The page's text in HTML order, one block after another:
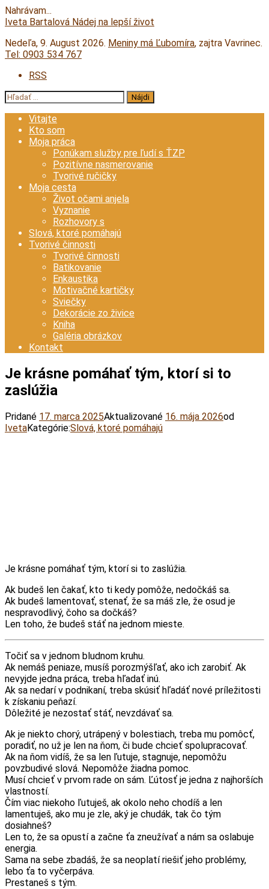
Nahrávam...
Prejsť
obsah
Iveta Bartalová Nádej na lepší život
Nedeľa, 9. August 2026. Meniny má Ľubomíra, zajtra Vavrinec.
Tel: 0903 534 767
RSS
Hľadať:
Vitajte
Kto som
Moja práca
Ponúkam služby pre ľudí s ŤZP
Pozitívne nasmerovanie
Tvorivé ručičky
Moja cesta
Život očami anjela
Vyznanie
Rozhovory s
Slová, ktoré pomáhajú
Tvorivé činnosti
Tvorivé činnosti
Batikovanie
Enkaustika
Motivačné kartičky
Sviečky
Dekorácie zo živice
Kniha
Galéria obrázkov
Kontakt
Je krásne pomáhať tým, ktorí si to
zaslúžia
Pridané 17. marca 2025Aktualizované 16. mája 2026od
IvetaKategórie:Slová, ktoré pomáhajú
Je krásne pomáhať tým, ktorí si to zaslúžia.
Ak budeš len čakať, kto ti kedy pomôže, nedočkáš sa.
Ak budeš lamentovať, stenať, že sa máš zle, že osud je
nespravodlivý, čoho sa dočkáš?
Len toho, že budeš stáť na jednom mieste.
Točiť sa v jednom bludnom kruhu.
Ak nemáš peniaze, musíš porozmýšľať, ako ich zarobiť. Ak
nevyjde jedna práca, treba hľadať inú.
Ak sa nedarí v podnikaní, treba skúsiť hľadáť nové príležitosti
k získaniu peňazí.
Dôležité je nezostať stáť, nevzdávať sa.
Ak je niekto chorý, utrápený v bolestiach, treba mu pomôcť,
poradiť, no už je len na ňom, či bude chcieť spolupracovať.
Ak na ňom vidíš, že sa len ľutuje, stagnuje, nepomôžu
povzbudivé slová. Nepomôže žiadna pomoc.
Musí chcieť v prvom rade on sám. Ľútosť je jedna z najhorších
vlastností.
Čím viac niekoho ľutuješ, ak okolo neho chodíš a len
lamentuješ, ako mu je zle, aký je chudák, tak čo tým
dosiahneš?
Len to, že sa opustí a začne ťa zneužívať a nám sa oslabuje
energia.
Sama na sebe zbadáš, že sa neoplatí riešiť jeho problémy,
lebo ťa to vyčerpáva.
Prestaneš s tým.